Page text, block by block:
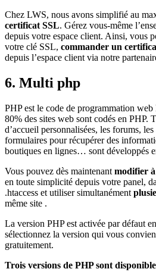
Chez LWS, nous avons simplifié au
certificat SSL. Gérez vous-même
depuis votre espace client. Ainsi, vous
votre clé SSL, commander un
depuis l’espace client via notre
6. Multi php
PHP est le code de programmation
80% des sites web sont codés en PHP.
d’accueil personnalisées, les forums,
formulaires pour récupérer des
boutiques en lignes… sont développés
Vous pouvez dès maintenant modifier
en toute simplicité depuis votre panel,
.htaccess et utiliser simultanément
même site .
La version PHP est activée par défaut
sélectionnez la version qui vous
gratuitement.
Trois versions de PHP sont